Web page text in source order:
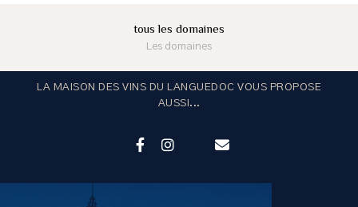
tous les domaines
Les domaines
LA MAISON DES VINS DU LANGUEDOC VOUS PROPOSE
AUSSI...